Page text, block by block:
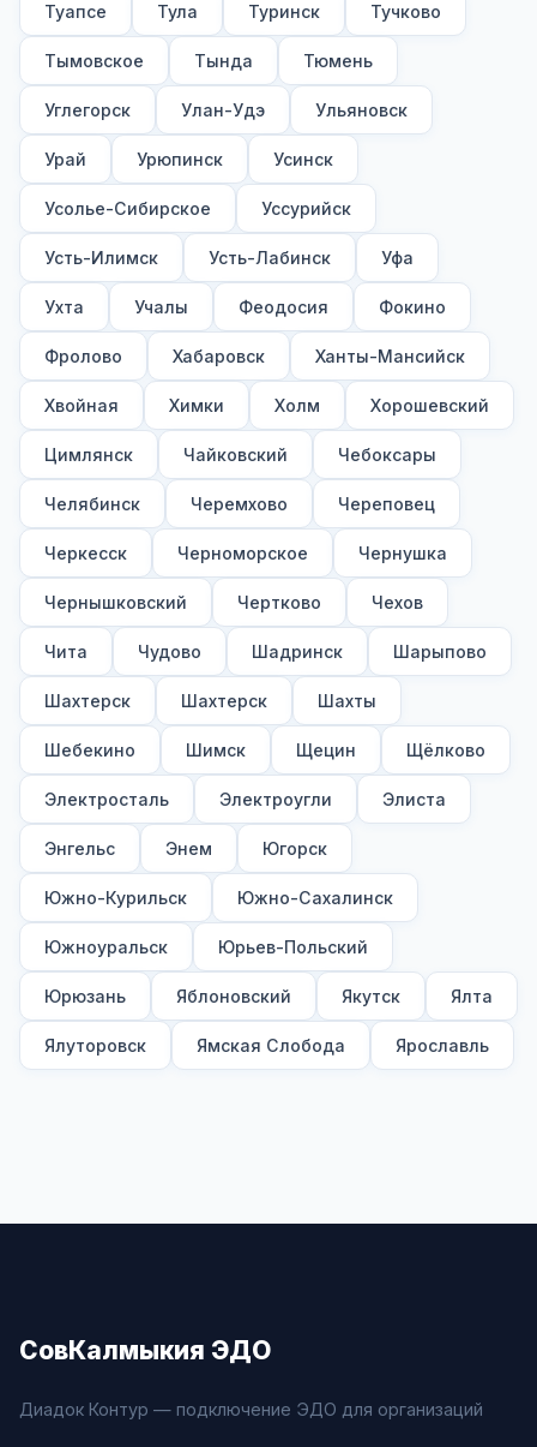
Туапсе Тула Туринск Тучково
Тымовское Тында Тюмень
Углегорск Улан-Удэ Ульяновск
Урай Урюпинск Усинск
Усолье-Сибирское Уссурийск
Усть-Илимск Усть-Лабинск Уфа
Ухта Учалы Феодосия Фокино
Фролово Хабаровск Ханты-Мансийск
Хвойная Химки Холм Хорошевский
Цимлянск Чайковский Чебоксары
Челябинск Черемхово Череповец
Черкесск Черноморское Чернушка
Чернышковский Чертково Чехов
Чита Чудово Шадринск Шарыпово
Шахтерск Шахтерск Шахты
Шебекино Шимск Щецин Щёлково
Электросталь Электроугли Элиста
Энгельс Энем Югорск
Южно-Курильск Южно-Сахалинск
Южноуральск Юрьев-Польский
Юрюзань Яблоновский Якутск Ялта
Ялуторовск Ямская Слобода Ярославль
СовКалмыкия ЭДО
Диадок Контур — подключение ЭДО для организаций